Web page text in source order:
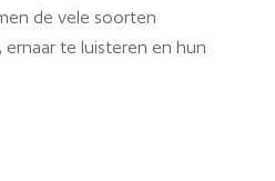
de vele soorten
te luisteren en hun